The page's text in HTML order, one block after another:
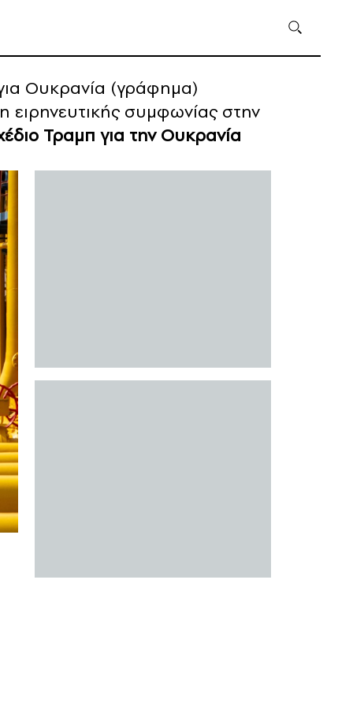
Ουκρανία (γράφημα)
συμφωνίας στην
Τραμπ για την Ουκρανία